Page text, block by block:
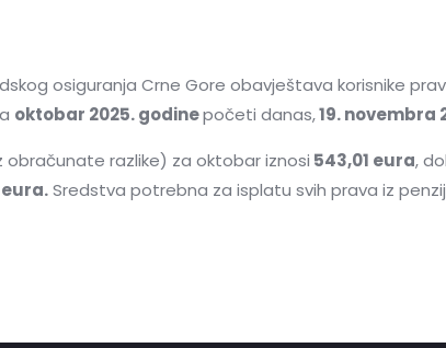
osiguranja Crne Gore obavještava korisnike
oktobar 2025. godinepočeti danas,19. novembra
obračunate razlike) za oktobar iznosi 543,01 eura,
Sredstva potrebna za isplatu svih prava iz